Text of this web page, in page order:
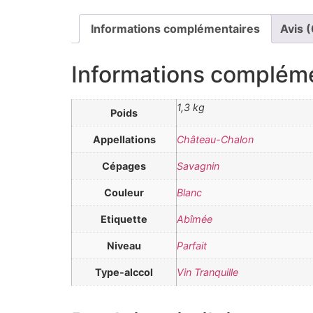
Informations complémentaires Avis
Informations
Poids 1,3 kg
Appellations Château-Chalon
Cépages Savagnin
Couleur Blanc
Etiquette Abîmée
Niveau Parfait
Type-alccol Vin Tranquille